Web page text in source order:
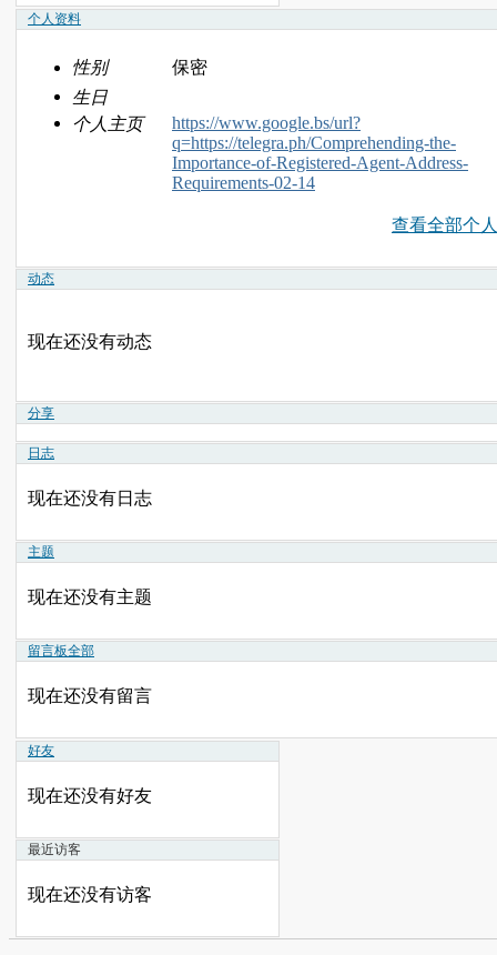
个人资料
性别
保密
生日
个人主页
https://www.google.bs/url?
q=https://telegra.ph/Comprehending-the-
Importance-of-Registered-Agent-Address-
Requirements-02-14
查看全部个
动态
现在还没有动态
分享
日志
现在还没有日志
主题
现在还没有主题
留言板全部
现在还没有留言
好友
现在还没有好友
最近访客
现在还没有访客